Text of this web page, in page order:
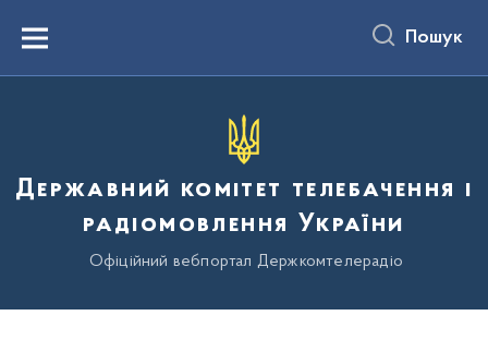
вмістуMenu Пошук
Державний комітет телебачення і
радіомовлення України
Офіційний вебпортал Держкомтелерадіо